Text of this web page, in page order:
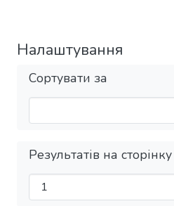
Налаштування
Сортувати за
Результатів на сторінку